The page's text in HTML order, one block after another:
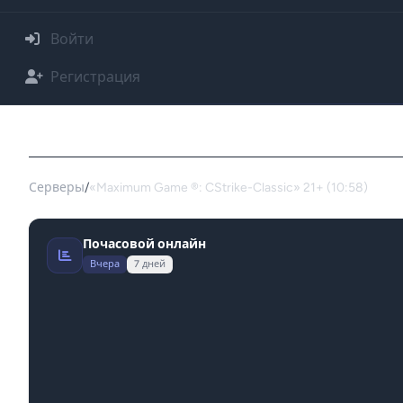
Войти
Регистрация
Серверы/«Maximum Game ®: CStrike-Classic» 21+ (10:58)
Почасовой онлайн
Вчера 7 дней